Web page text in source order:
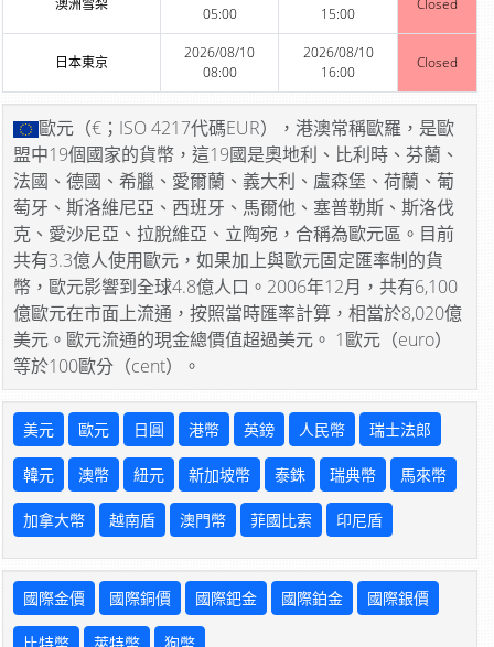
澳洲雪梨
05:00
15:00
Closed
日本東京
2026/08/10
08:00
2026/08/10
16:00
Closed
歐元（€；ISO 4217代碼EUR），港澳常稱歐羅，是歐
盟中19個國家的貨幣，這19國是奧地利、比利時、芬蘭、
法國、德國、希臘、愛爾蘭、義大利、盧森堡、荷蘭、葡
萄牙、斯洛維尼亞、西班牙、馬爾他、塞普勒斯、斯洛伐
克、愛沙尼亞、拉脫維亞、立陶宛，合稱為歐元區。目前
共有3.3億人使用歐元，如果加上與歐元固定匯率制的貨
幣，歐元影響到全球4.8億人口。2006年12月，共有6,100
億歐元在市面上流通，按照當時匯率計算，相當於8,020億
美元。歐元流通的現金總價值超過美元。 1歐元（euro）
等於100歐分（cent）。
美元 歐元 日圓 港幣 英鎊 人民幣 瑞士法郎
韓元 澳幣 紐元 新加坡幣 泰銖 瑞典幣 馬來幣
加拿大幣 越南盾 澳門幣 菲國比索 印尼盾
國際金價 國際銅價 國際鈀金 國際鉑金 國際銀價